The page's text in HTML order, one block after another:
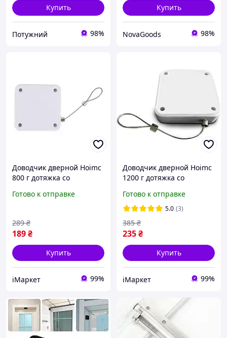
Купить
Потужний 98%
Купить
NovaGoods 98%
Доводчик дверной Hoimc
800 г дотяжка со
дверей и окон белый
Готово к отправке
189₴
289 ₴
Купить
iМаркет 99%
Доводчик дверной Hoimc
1200 г дотяжка со
дверей и окон белый
(R051335)
Готово к отправке
5.0 (3)
235₴
385 ₴
Купить
iМаркет 99%